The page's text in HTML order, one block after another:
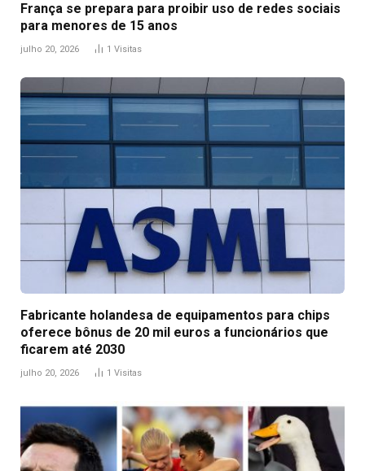
França se prepara para proibir uso de redes sociais
para menores de 15 anos
julho 20, 2026 1 Visitas
Fabricante holandesa de equipamentos para chips
oferece bônus de 20 mil euros a funcionários que
ficarem até 2030
julho 20, 2026 1 Visitas